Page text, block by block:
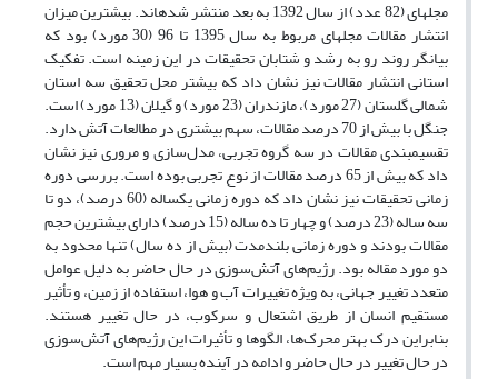
مجله‏ای (82 عدد) از سال 1392 به بعد منتشر شده‏اند. بیشترین میزان
انتشار مقالات مجله‏ای مربوط به سال 1395 تا 96 (30 مورد) بود که
بیانگر روند رو به رشد و شتابان تحقیقات در این زمینه است. تفکیک
استانی انتشار مقالات نیز نشان داد که بیشتر محل تحقیق سه استان
شمالی گلستان (27 مورد)، مازندران (23 مورد) و گیلان (13 مورد) است.
جنگل با بیش از 70 درصد مقالات، سهم بیشتری در مطالعات آتش دارد.
تقسیم‏بندی مقالات در سه گروه تجربی، مدل‌سازی و مروری نیز نشان
داد که بیش از 65 درصد مقالات از نوع تجربی بوده است. بررسی دوره
زمانی تحقیقات نیز نشان داد که دوره زمانی یکساله (60 درصد)، دو تا
سه ساله (23 درصد) و چهار تا ده ساله (15 درصد) دارای بیشترین حجم
مقالات بودند و دوره زمانی بلندمدت (بیش از ده سال) تنها محدود به
دو مورد مقاله بود. رژیم‌های آتش‌سوزی در حال حاضر به دلیل عوامل
متعدد تغییر جهانی، به ویژه تغییرات آب و هوا، استفاده از زمین، و تأثیر
مستقیم انسان از طریق اشتعال و سرکوب، در حال تغییر هستند.
بنابراین درک بهتر محرک‌ها، الگوها و تأثیرات این رژیم‌های آتش‌سوزی
در حال تغییر در حال حاضر و ادامه در آینده بسیار مهم است.